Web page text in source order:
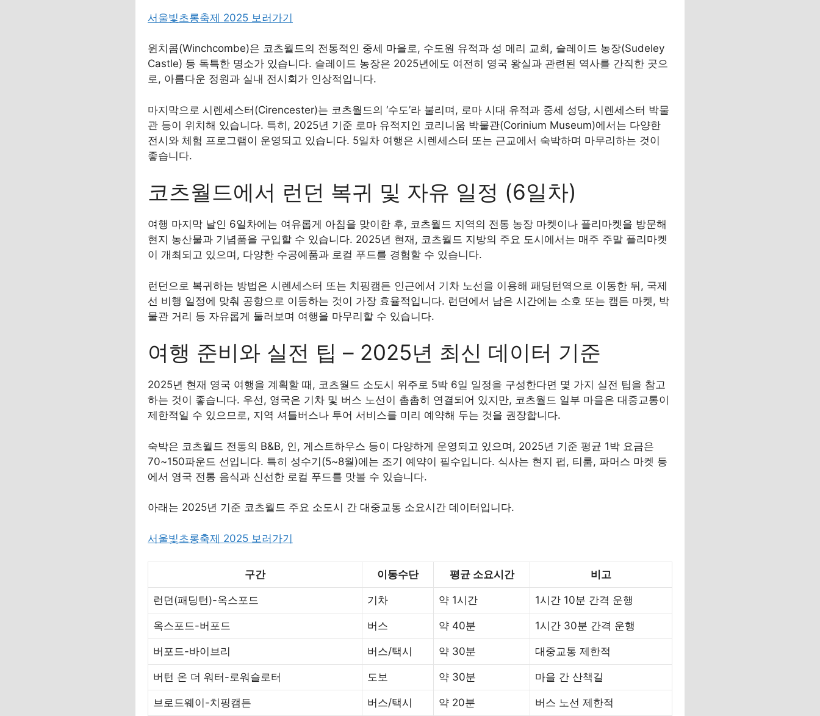
서울빛초롱축제 2025 보러가기
윈치콤(Winchcombe)은 코츠월드의 전통적인 중세 마을로, 수도원 유적과 성 메리 교회, 슬레이드 농장(Sudeley
Castle) 등 독특한 명소가 있습니다. 슬레이드 농장은 2025년에도 여전히 영국 왕실과 관련된 역사를 간직한 곳으
로, 아름다운 정원과 실내 전시회가 인상적입니다.
마지막으로 시렌세스터(Cirencester)는 코츠월드의 ‘수도’라 불리며, 로마 시대 유적과 중세 성당, 시렌세스터 박물
관 등이 위치해 있습니다. 특히, 2025년 기준 로마 유적지인 코리니움 박물관(Corinium Museum)에서는 다양한
전시와 체험 프로그램이 운영되고 있습니다. 5일차 여행은 시렌세스터 또는 근교에서 숙박하며 마무리하는 것이
좋습니다.
코츠월드에서 런던 복귀 및 자유 일정 (6일차)
여행 마지막 날인 6일차에는 여유롭게 아침을 맞이한 후, 코츠월드 지역의 전통 농장 마켓이나 플리마켓을 방문해
현지 농산물과 기념품을 구입할 수 있습니다. 2025년 현재, 코츠월드 지방의 주요 도시에서는 매주 주말 플리마켓
이 개최되고 있으며, 다양한 수공예품과 로컬 푸드를 경험할 수 있습니다.
런던으로 복귀하는 방법은 시렌세스터 또는 치핑캠든 인근에서 기차 노선을 이용해 패딩턴역으로 이동한 뒤, 국제
선 비행 일정에 맞춰 공항으로 이동하는 것이 가장 효율적입니다. 런던에서 남은 시간에는 소호 또는 캠든 마켓, 박
물관 거리 등 자유롭게 둘러보며 여행을 마무리할 수 있습니다.
여행 준비와 실전 팁 – 2025년 최신 데이터 기준
2025년 현재 영국 여행을 계획할 때, 코츠월드 소도시 위주로 5박 6일 일정을 구성한다면 몇 가지 실전 팁을 참고
하는 것이 좋습니다. 우선, 영국은 기차 및 버스 노선이 촘촘히 연결되어 있지만, 코츠월드 일부 마을은 대중교통이
제한적일 수 있으므로, 지역 셔틀버스나 투어 서비스를 미리 예약해 두는 것을 권장합니다.
숙박은 코츠월드 전통의 B&B, 인, 게스트하우스 등이 다양하게 운영되고 있으며, 2025년 기준 평균 1박 요금은
70~150파운드 선입니다. 특히 성수기(5~8월)에는 조기 예약이 필수입니다. 식사는 현지 펍, 티룸, 파머스 마켓 등
에서 영국 전통 음식과 신선한 로컬 푸드를 맛볼 수 있습니다.
아래는 2025년 기준 코츠월드 주요 소도시 간 대중교통 소요시간 데이터입니다.
서울빛초롱축제 2025 보러가기
구간 이동수단 평균 소요시간 비고
런던(패딩턴)-옥스포드 기차 약 1시간 1시간 10분 간격 운행
옥스포드-버포드 버스 약 40분 1시간 30분 간격 운행
버포드-바이브리 버스/택시 약 30분 대중교통 제한적
버턴 온 더 워터-로워슬로터 도보 약 30분 마을 간 산책길
브로드웨이-치핑캠든 버스/택시 약 20분 버스 노선 제한적